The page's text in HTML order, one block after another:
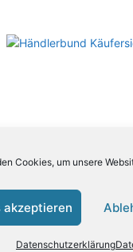
Cookies, um unsere
akzeptieren
Datenschutzerklärung
Sie unsereAGB